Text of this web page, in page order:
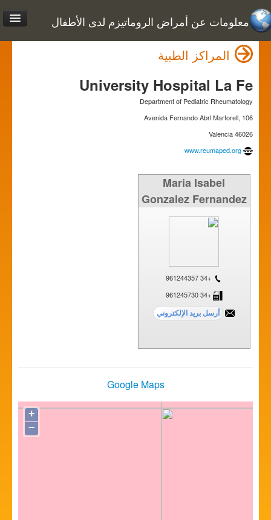
معلومات عن أمراض الروماتيزم لدى الأطفال
المراكز الطبية
University Hospital La Fe
Department of Pediatric Rheumatology
Avenida Fernando Abrl Martorell, 106
46026 Valencia
www.reumaped.org
Maria Isabel
Gonzalez Fernandez
+34 961244357
+34 961245730
Google Maps
+
−